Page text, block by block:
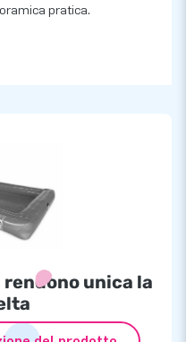
pratica.
unica la